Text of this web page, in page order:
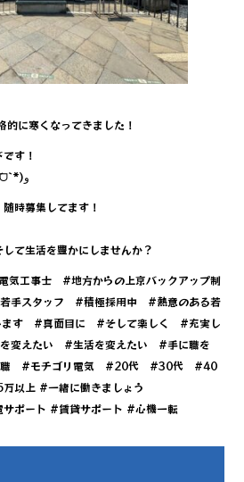
に寒くなってきました！
す！
今日も1日頑張りましょう٩(ˊᗜˋ*)و
時募集してます！
て生活を豊かにしませんか？
工事士 #地方からの上京バックアップ制
手スタッフ #積極採用中 #熱意のある若
ます #真面目に #そして楽しく #充実し
変えたい #生活を変えたい #手に職を
職 #モチゴリ電気 #20代 #30代 #40
上 #一緒に働きましょう
ポート #賃貸サポート #心機一転